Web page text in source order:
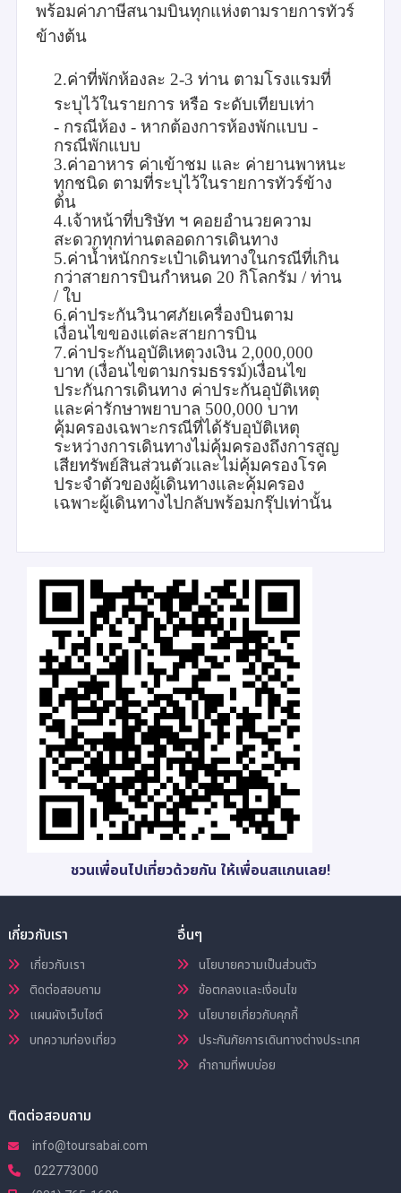
พร้อมค่าภาษีสนามบินทุกแห่งตามรายการทัวร์
ข้างต้น
2.ค่าที่พักห้องละ 2-3 ท่าน ตามโรงแรมที่
ระบุไว้ในรายการ หรือ ระดับเทียบเท่า
- กรณีห้อง - หากต้องการห้องพักแบบ -
กรณีพักแบบ
3.ค่าอาหาร ค่าเข้าชม และ ค่ายานพาหนะ
ทุกชนิด ตามที่ระบุไว้ในรายการทัวร์ข้าง
ต้น
4.เจ้าหน้าที่บริษัท ฯ คอยอำนวยความ
สะดวกทุกท่านตลอดการเดินทาง
5.ค่าน้ำหนักกระเป๋าเดินทางในกรณีที่เกิน
กว่าสายการบินกำหนด 20 กิโลกรัม / ท่าน
/ ใบ
6.ค่าประกันวินาศภัยเครื่องบินตาม
เงื่อนไขของแต่ละสายการบิน
7.ค่าประกันอุบัติเหตุวงเงิน 2,000,000
บาท (เงื่อนไขตามกรมธรรม์)เงื่อนไข
ประกันการเดินทาง ค่าประกันอุบัติเหตุ
และค่ารักษาพยาบาล 500,000 บาท
คุ้มครองเฉพาะกรณีที่ได้รับอุบัติเหตุ
ระหว่างการเดินทางไม่คุ้มครองถึงการสูญ
เสียทรัพย์สินส่วนตัวและไม่คุ้มครองโรค
ประจำตัวของผู้เดินทางและคุ้มครอง
เฉพาะผู้เดินทางไปกลับพร้อมกรุ๊ปเท่านั้น
ชวนเพื่อนไปเที่ยวด้วยกัน ให้เพื่อนสแกนเลย!
เกี่ยวกับเรา
เกี่ยวกับเรา
ติดต่อสอบถาม
แผนผังเว็บไซต์
บทความท่องเที่ยว
อื่นๆ
นโยบายความเป็นส่วนตัว
ข้อตกลงและเงื่อนไข
นโยบายเกี่ยวกับคุกกี้
ประกันภัยการเดินทางต่างประเทศ
คำถามที่พบบ่อย
ติดต่อสอบถาม
info@toursabai.com
022773000